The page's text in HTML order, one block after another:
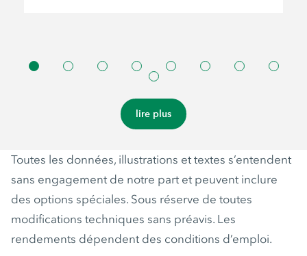
lire plus
Toutes les données, illustrations et textes s’entendent
sans engagement de notre part et peuvent inclure
des options spéciales. Sous réserve de toutes
modifications techniques sans préavis. Les
rendements dépendent des conditions d’emploi.